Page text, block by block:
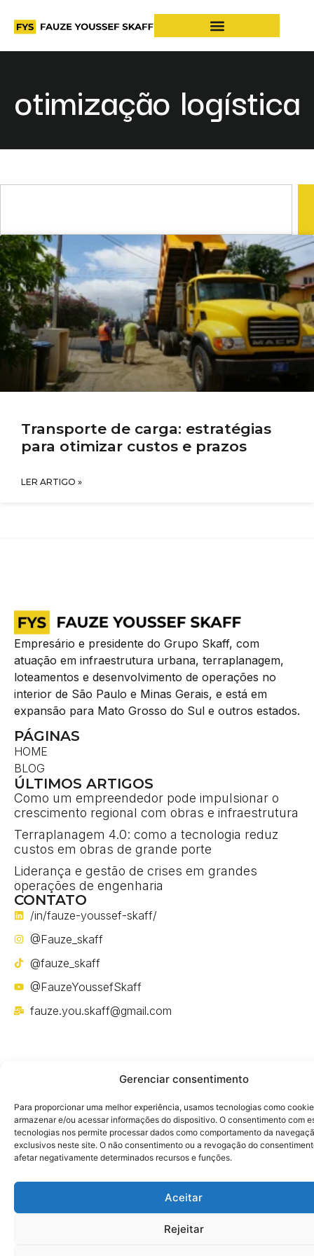
Gerenciar consentimento
Para proporcionar uma melhor experiência, usamos tecnologias como
armazenar e/ou acessar informações do dispositivo. O consentimento com
tecnologias nos permite processar dados como comportamento da
exclusivos neste site. O não consentimento ou a revogação do
afetar negativamente determinados recursos e funções.
Aceitar
Rejeitar
otimização logística
Transporte de carga: estratégias
para otimizar custos e prazos
LER ARTIGO »
Empresário e presidente do Grupo Skaff, com
atuação em infraestrutura urbana, terraplanagem,
loteamentos e desenvolvimento de operações no
interior de São Paulo e Minas Gerais, e está em
expansão para Mato Grosso do Sul e outros estados.
PÁGINAS
HOME
BLOG
ÚLTIMOS ARTIGOS
Como um empreendedor pode impulsionar o
crescimento regional com obras e infraestrutura
Terraplanagem 4.0: como a tecnologia reduz
custos em obras de grande porte
Liderança e gestão de crises em grandes
operações de engenharia
CONTATO
/in/fauze-youssef-skaff/
@Fauze_skaff
@fauze_skaff
@FauzeYoussefSkaff
fauze.you.skaff@gmail.com
Política de privacidade